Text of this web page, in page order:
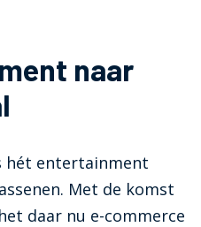
naar
hét entertainment
Met de komst
daar nu e-commerce